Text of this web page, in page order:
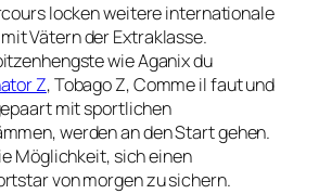
locken weitere internationale
Vätern der Extraklasse.
wie Aganix du
Z, Tobago Z, Comme il faut und
mit sportlichen
werden an den Start gehen.
Möglichkeit, sich einen
von morgen zu sichern.